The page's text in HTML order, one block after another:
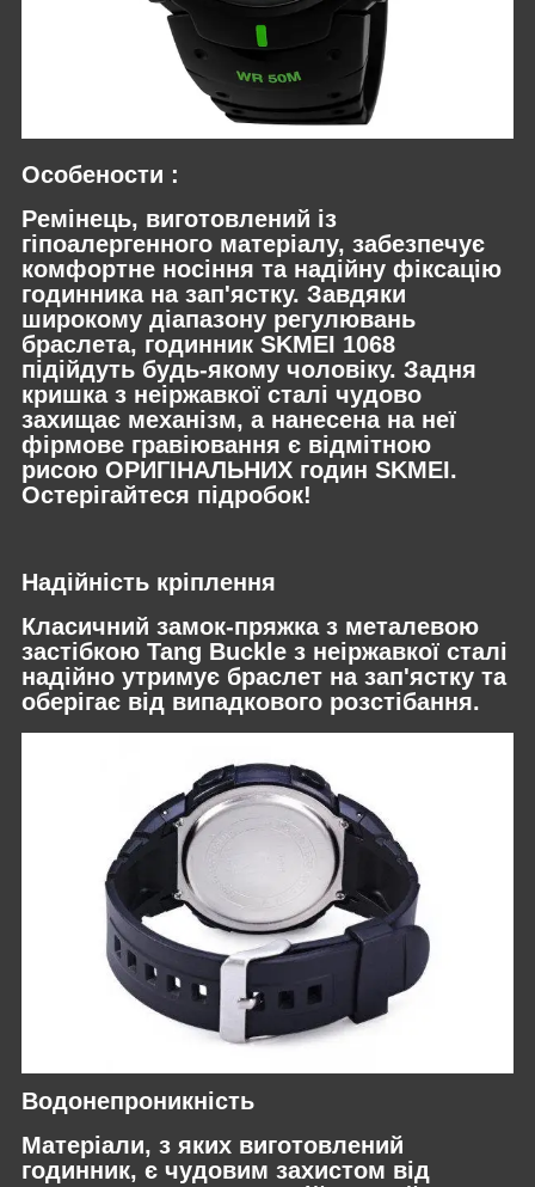
Особености :
Ремінець, виготовлений із
гіпоалергенного матеріалу, забезпечує
комфортне носіння та надійну фіксацію
годинника на зап'ястку. Завдяки
широкому діапазону регулювань
браслета, годинник SKMEI 1068
підійдуть будь-якому чоловіку. Задня
кришка з неіржавкої сталі чудово
захищає механізм, а нанесена на неї
фірмове гравіювання є відмітною
рисою ОРИГІНАЛЬНИХ годин SKMEI.
Остерігайтеся підробок!
Надійність кріплення
Класичний замок-пряжка з металевою
застібкою Tang Buckle з неіржавкої сталі
надійно утримує браслет на зап'ястку та
оберігає від випадкового розстібання.
Водонепроникність
Матеріали, з яких виготовлений
годинник, є чудовим захистом від